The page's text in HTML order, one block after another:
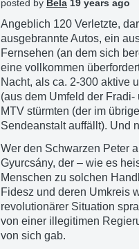
posted by Bela 19 years ago
Angeblich 120 Verletzte,
ausgebrannte Autos, ein
Fernsehen (an dem sich
eine vollkommen
Nacht, als ca. 2-300 aktive
(aus dem Umfeld der
MTV stürmten (der im
Sendeanstalt auffällt). Und
Wer den Schwarzen Peter
Gyurcsány, der – wie es
Menschen zu solchen
Fidesz und deren Umkreis
revolutionärer Situation
von einer illegitimen
von sich gab.